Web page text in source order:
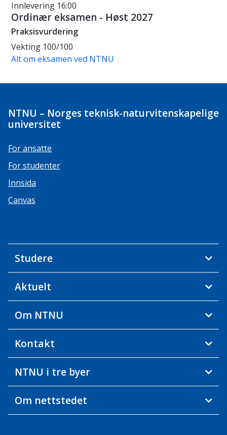
Innlevering 16:00
Ordinær eksamen - Høst 2027
Praksisvurdering
Vekting 100/100
Alt om eksamen ved NTNU
NTNU – Norges teknisk-naturvitenskapelige
universitet
For ansatte
For studenter
Innsida
Canvas
Studere
Aktuelt
Om NTNU
Kontakt
NTNU i tre byer
Om nettstedet